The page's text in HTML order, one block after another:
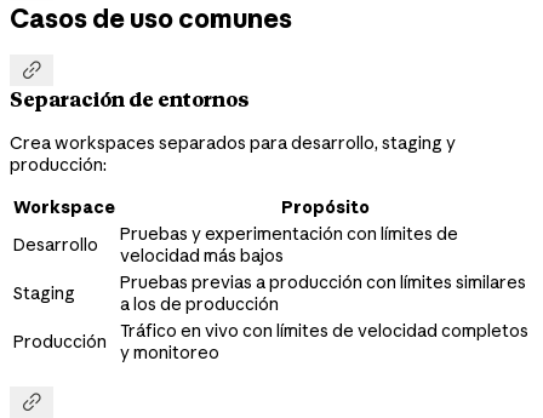
Casos de uso comunes

Separación de entornos
Crea workspaces separados para desarrollo, staging y
producción:
Workspace
Propósito
Desarrollo
Pruebas y experimentación con límites de
velocidad más bajos
Staging
Pruebas previas a producción con límites similares
a los de producción
Producción
Tráfico en vivo con límites de velocidad completos
y monitoreo
